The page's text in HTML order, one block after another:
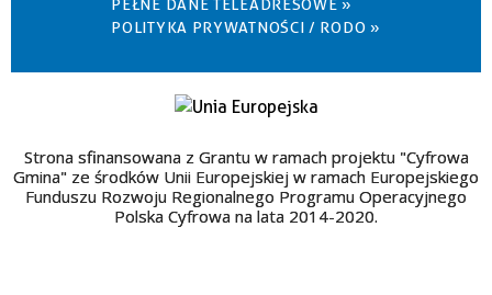
PEŁNE DANE TELEADRESOWE »
POLITYKA PRYWATNOŚCI / RODO »
Strona sfinansowana z Grantu w ramach projektu "Cyfrowa
Gmina" ze środków Unii Europejskiej w ramach Europejskiego
Funduszu Rozwoju Regionalnego Programu Operacyjnego
Polska Cyfrowa na lata 2014-2020.